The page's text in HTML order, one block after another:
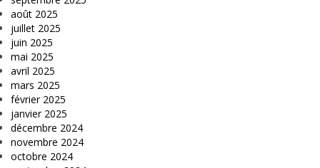
août 2025
juillet 2025
juin 2025
mai 2025
avril 2025
mars 2025
février 2025
janvier 2025
décembre 2024
novembre 2024
octobre 2024